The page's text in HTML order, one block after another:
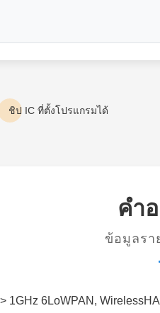
ชิป IC ที่ตั้งโปรแกรมได้
คํา
ข้อมูลรา
> 1GHz 6LoWPAN,